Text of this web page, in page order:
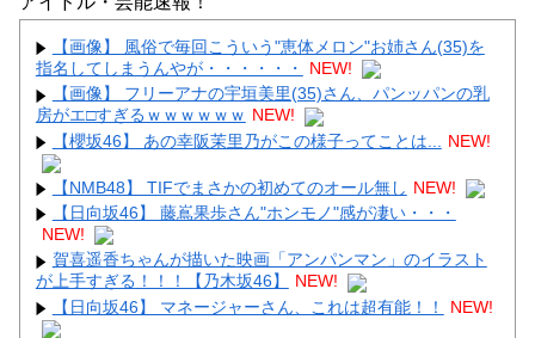
Powered by livedoor 相互RSS
【画像】 風俗で毎回こういう"恵体メロン"お姉さん(35)を
指名してしまうんやが・・・・・・
NEW!
【画像】 フリーアナの宇垣美里(35)さん、パンッパンの乳
房がエ□すぎるｗｗｗｗｗｗ NEW!
【櫻坂46】 あの幸阪茉里乃がこの様子ってことは...
NEW!
【NMB48】 TIFでまさかの初めてのオール無し NEW!
【日向坂46】 藤嶌果歩さん"ホンモノ"感が凄い・・・
NEW!
賀喜遥香ちゃんが描いた映画「アンパンマン」のイラスト
が上手すぎる！！！【乃木坂46】
NEW!
【日向坂46】 マネージャーさん、これは超有能！！
NEW!